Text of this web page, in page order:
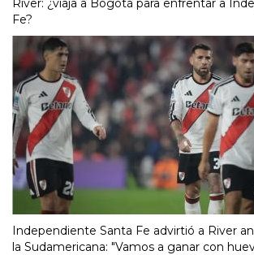
River: ¿viaja a Bogotá para enfrentar a
Fe?
Independiente Santa Fe advirtió a River
la Sudamericana: "Vamos a ganar con